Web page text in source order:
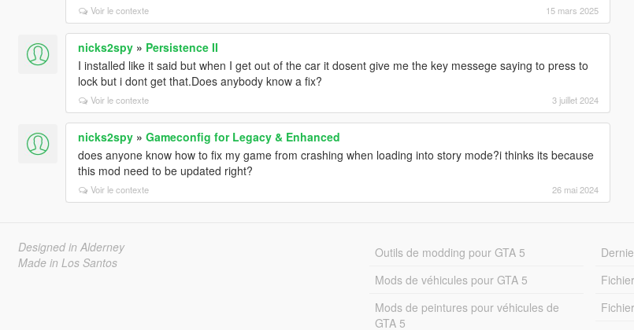
Voir le contexte 15 mars 2025
nicks2spy» Persistence II
I installed like it said but when I get out of the car it dosent give me the key messege saying to press to
lock but i dont get that.Does anybody know a fix?
Voir le contexte 3 juillet 2024
nicks2spy» Gameconfig for Legacy & Enhanced
does anyone know how to fix my game from crashing when loading into story mode?i thinks its because
this mod need to be updated right?
Voir le contexte 26 mai 2024
Designed in Alderney
Made in Los Santos
Outils de modding pour GTA 5
Mods de véhicules pour GTA 5
Mods de peintures pour véhicules de
GTA 5